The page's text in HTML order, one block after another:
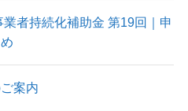
業者持続化補助金 第19回｜申
案内